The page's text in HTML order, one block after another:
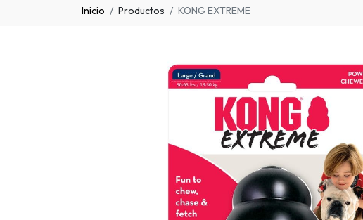
Inicio Productos KONG EXTREME